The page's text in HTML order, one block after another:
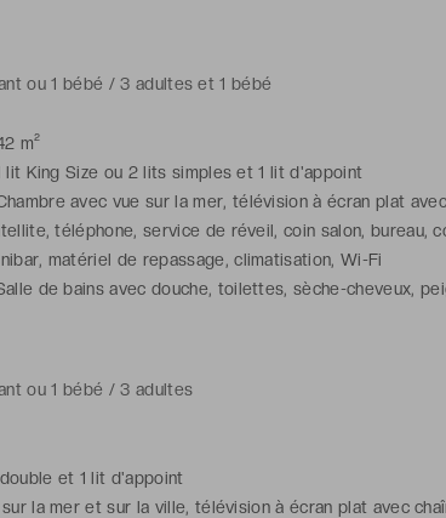
ou 1 bébé / 3 adultes et 1 bébé
m²
lit King Size ou 2 lits simples et 1 lit d'appoint
avec vue sur la mer, télévision à écran plat
téléphone, service de réveil, coin salon, bureau,
matériel de repassage, climatisation, Wi-Fi
de bains avec douche, toilettes, sèche-cheveux,
ou 1 bébé / 3 adultes
et 1 lit d'appoint
la mer et sur la ville, télévision à écran plat avec